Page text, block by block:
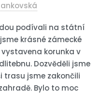
podívali na státní
krásné zámecké
vystavena korunka v
Dozvěděli jsme
trasu jsme zakončili
Bylo to moc